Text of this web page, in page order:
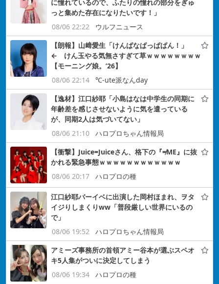
に憧れているので、ふたりの憧れの部分をぎゅ
っと集めた存在になりたいです！」
08/06 22:22
ウルフニュース
【朗報】山﨑愛生「けんぱなぱっぱぱん！」
← けん玉やる気無さすぎて草ｗｗｗｗｗｗｗｗ
【モーニング娘。’26】
08/06 22:14
℃-ute派なんday
【逸材】江口紗耶「小島はなは中学生の同期に
年齢差を感じさせないように気を遣っている
が、同期2人は気づいてない」
08/06 21:10
ハロプロちゃん情報局
【衝撃】Juice=Juiceさん、格下の『≠ME』に抜
かれる緊急事態ｗｗｗｗｗｗｗｗｗｗｗｗ
08/06 20:17
ハロプロの種
江口紗耶バーイベに出演した岡村ほまれ、ヲタ
イジりしまくりww「普段厳しい世界にいるの
で」
08/06 19:52
ハロプロちゃん情報局
アミーズ事務所の首領アミー谷本が選ぶスペオ
キ5人集がついに決定してしまう
08/06 19:34
ハロプロの種